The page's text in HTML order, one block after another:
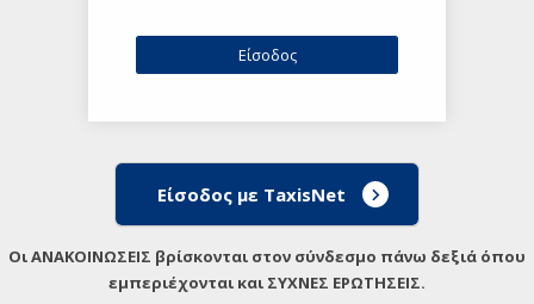
Είσοδος με TaxisNet
Οι ΑΝΑΚΟΙΝΩΣΕΙΣ βρίσκονται στον σύνδεσμο πάνω δεξιά όπου
εμπεριέχονται και ΣΥΧΝΕΣ ΕΡΩΤΗΣΕΙΣ.